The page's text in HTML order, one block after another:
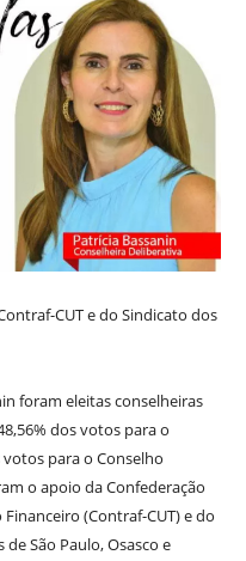
CUT e do Sindicato dos
foram eleitas conselheiras
dos votos para o
votos para o Conselho
o apoio da Confederação
(Contraf-CUT) e do
São Paulo, Osasco e